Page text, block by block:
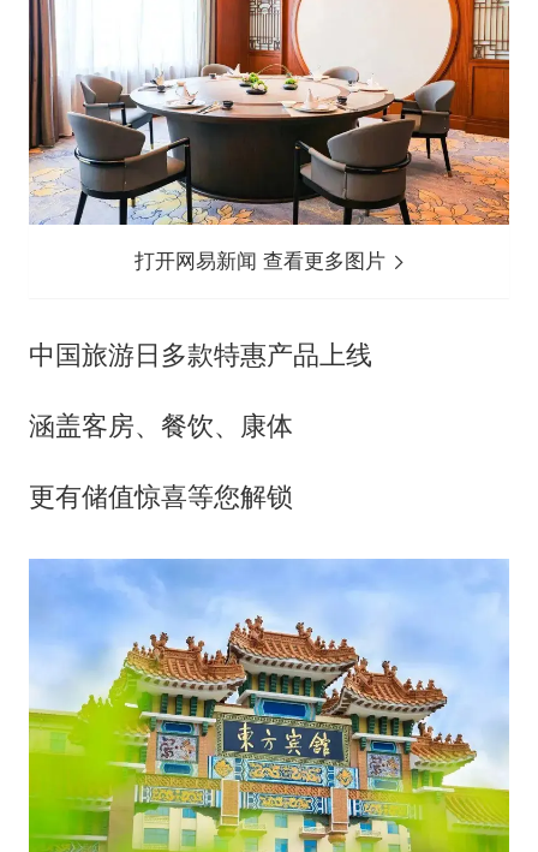
打开网易新闻 查看更多图片
中国旅游日多款特惠产品上线
涵盖客房、餐饮、康体
更有储值惊喜等您解锁